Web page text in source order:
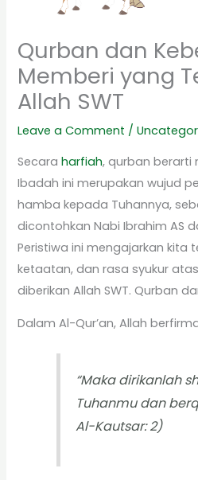
Qurban dan
Memberi yang
Allah SWT
Leave a Comment /
Secaraharfiah, qurban berarti
Ibadah ini merupakan wujud
hamba kepada Tuhannya,
dicontohkan Nabi Ibrahim AS
Peristiwa ini mengajarkan kita
ketaatan, dan rasa syukur
diberikan Allah SWT. Qurban
Dalam Al-Qur’an, Allah
“Maka dirikanlah
Tuhanmu dan
Al-Kautsar: 2)